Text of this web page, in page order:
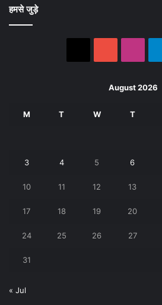
हमसे जुड़े
August 2026
M T W T
3 4 5 6
10 11 12 13
17 18 19 20
24 25 26 27
31
« Jul